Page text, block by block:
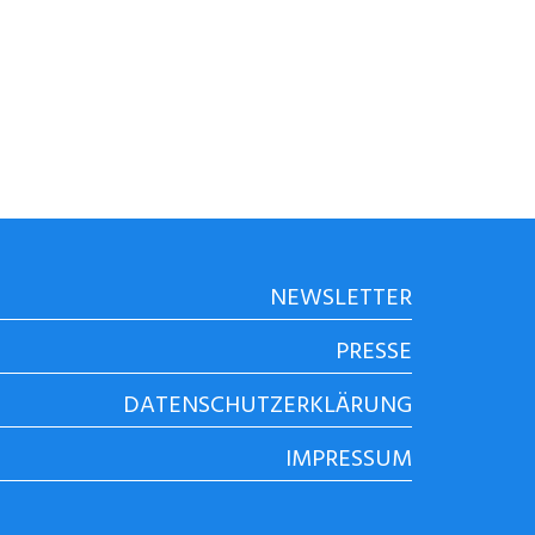
NEWSLETTER
PRESSE
DATENSCHUTZERKLÄRUNG
IMPRESSUM